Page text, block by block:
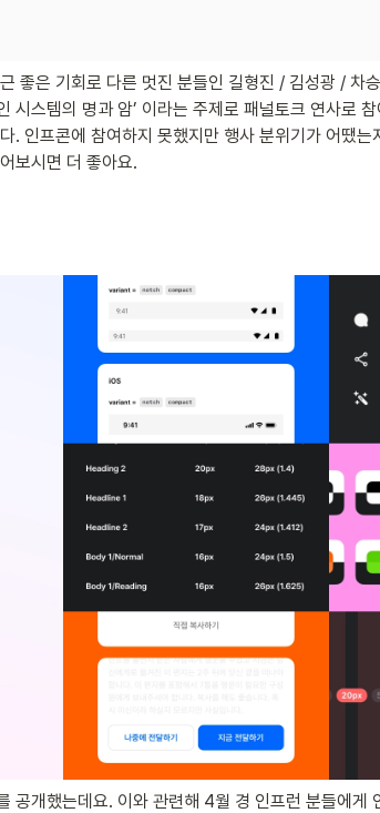
좋은 기회로 다른 멋진 분들인 길형진 / 김성광 / 차
시스템의 명과 암’ 이라는 주제로 패널토크 연사로
. 인프콘에 참여하지 못했지만 행사 분위기가 어땠
보시면 더 좋아요.
공개했는데요. 이와 관련해 4월 경 인프런 분들에게